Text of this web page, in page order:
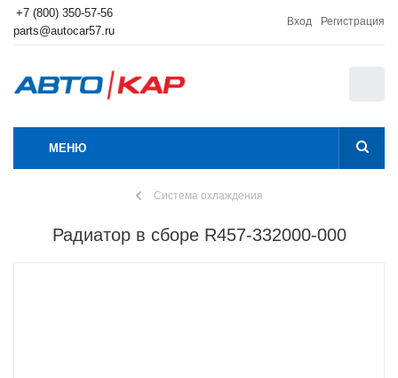
+7 (800) 350-57-56
parts@autocar57.ru
Вход Регистрация
МЕНЮ
Система охлаждения
Радиатор в сборе R457-332000-000